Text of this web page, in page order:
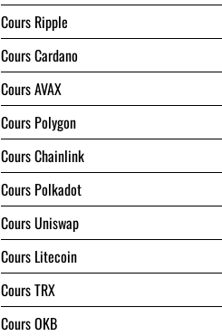
Cours Ripple
Cours Cardano
Cours AVAX
Cours Polygon
Cours Chainlink
Cours Polkadot
Cours Uniswap
Cours Litecoin
Cours TRX
Cours OKB